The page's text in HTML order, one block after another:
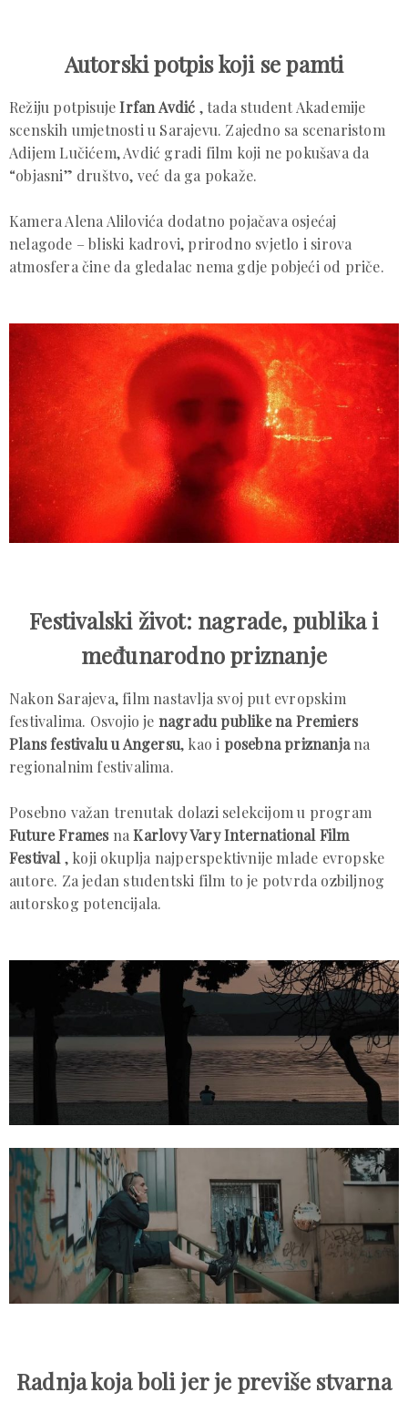
Autorski potpis koji se pamti
Režiju potpisujeIrfan Avdić , tada student Akademije
scenskih umjetnosti u Sarajevu. Zajedno sa scenaristom
Adijem Lučićem, Avdić gradi film koji ne pokušava da
“objasni” društvo, već da ga pokaže.
Kamera Alena Alilovića dodatno pojačava osjećaj
nelagode – bliski kadrovi, prirodno svjetlo i sirova
atmosfera čine da gledalac nema gdje pobjeći od priče.
Festivalski život: nagrade, publika i
međunarodno priznanje
Nakon Sarajeva, film nastavlja svoj put evropskim
festivalima. Osvojio je nagradu publike na Premiers
Plans festivalu u Angersu, kao i posebna priznanjana
regionalnim festivalima.
Posebno važan trenutak dolazi selekcijom u program
Future FramesnaKarlovy Vary International Film
Festival, koji okuplja najperspektivnije mlade evropske
autore. Za jedan studentski film to je potvrda ozbiljnog
autorskog potencijala.
Radnja koja boli jer je previše stvarna